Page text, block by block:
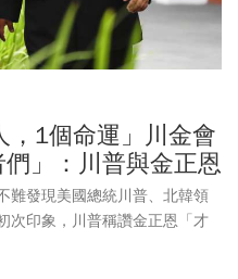
，1個命運」川金會
」：川普與金正恩
難發現美國總統川普、北韓領
次印象，川普稱讚金正恩「才
」，並邀請他到白宮作客，